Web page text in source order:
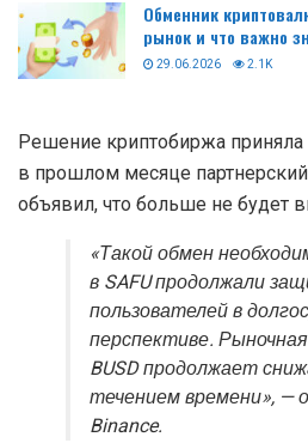
Обменник
рынок и что важно
29.06.2026 2.1K
Решение криптобиржа приняла
в прошлом месяце
объявил, что больше не будет
«Такой обмен
в SAFU продолжали
пользователей в
перспективе.
BUSD продолжает
течением времени», —
Binance.